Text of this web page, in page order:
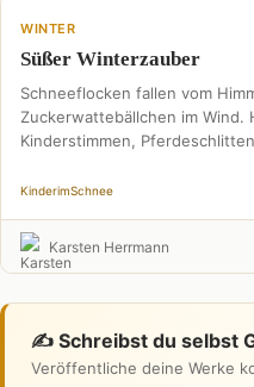
WINTER
Süßer Winterzauber
Schneeflocken fallen vom
Zuckerwattebällchen im
Kinderstimmen,
KinderimSchnee
Karsten Herrmann
✍️ Schreibst du selbst
Veröffentliche deine Werke